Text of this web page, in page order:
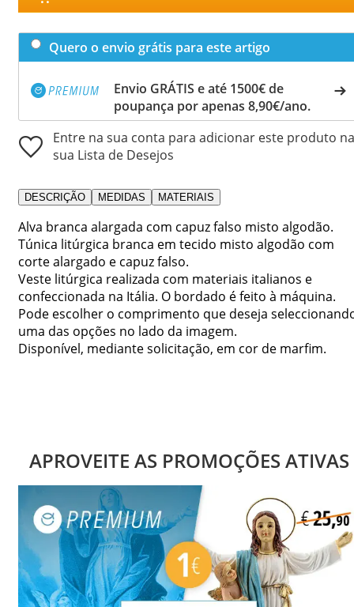
Quero o envio grátis para este artigo
Envio GRÁTIS e até 1500€ de
poupança por apenas 8,90€/ano.
Entre na sua conta para adicionar este produto na
sua Lista de Desejos
DESCRIÇÃO MEDIDAS MATERIAIS
Alva branca alargada com capuz falso misto algodão.
Túnica litúrgica branca em tecido misto algodão com
corte alargado e capuz falso.
Veste litúrgica realizada com materiais italianos e
confeccionada na Itália. O bordado é feito à máquina.
Pode escolher o comprimento que deseja
uma das opções no lado da imagem.
Disponível, mediante solicitação, em cor de marfim.
APROVEITE AS PROMOÇÕES ATIVAS